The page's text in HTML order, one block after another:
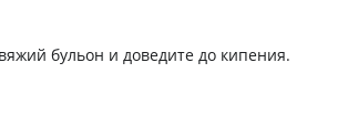
бульон и доведите до кипения.